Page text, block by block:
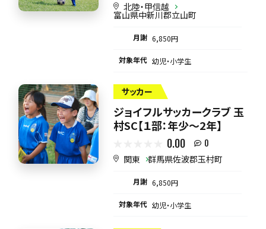
北陸・甲信越
富山県中新川郡立山町
月謝 6,850円
対象年代 幼児・小学生
サッカー
ジョイフルサッカークラブ 玉
村SC【１部：年少～2年】
0.00 0
関東 群馬県佐波郡玉村町
月謝 6,850円
対象年代 幼児・小学生